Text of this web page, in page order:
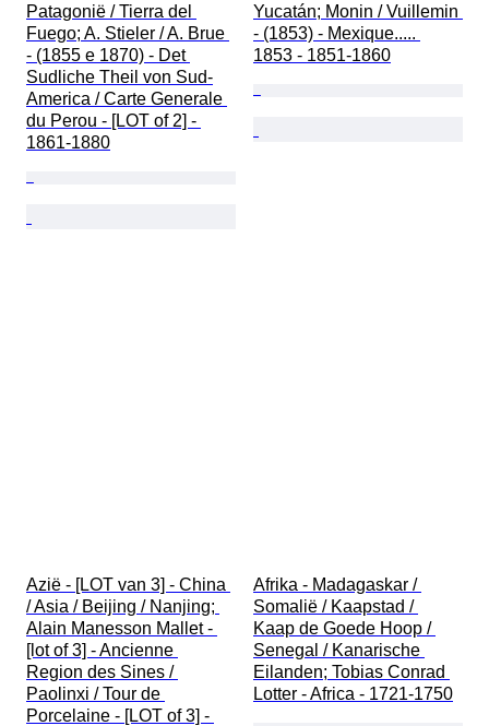
Patagonië / Tierra del
Fuego; A. Stieler / A. Brue
- (1855 e 1870) - Det
Sudliche Theil von Sud-
America / Carte Generale
du Perou - [LOT of 2] -
1861-1880
Yucatán; Monin / Vuillemin
- (1853) - Mexique.....
1853 - 1851-1860
Azië - [LOT van 3] - China
/ Asia / Beijing / Nanjing;
Alain Manesson Mallet -
[lot of 3] - Ancienne
Region des Sines /
Paolinxi / Tour de
Porcelaine - [LOT of 3] -
Afrika - Madagaskar /
Somalië / Kaapstad /
Kaap de Goede Hoop /
Senegal / Kanarische
Eilanden; Tobias Conrad
Lotter - Africa - 1721-1750